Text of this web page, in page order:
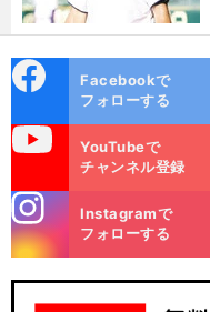
ok
Facebookで
フォローする
YouTubeで
チャンネル登録
m
Instagramで
フォローする